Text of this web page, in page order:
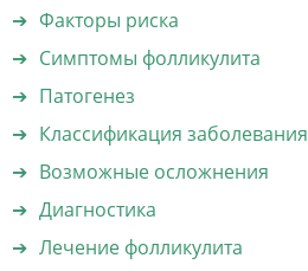
Факторы риска
Симптомы фолликулита
Патогенез
Классификация заболевания
Возможные осложнения
Диагностика
Лечение фолликулита